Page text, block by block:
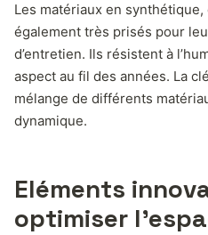
Les matériaux en
également très prisés pour
d’entretien. Ils résistent à
aspect au fil des années. La
mélange de différents
dynamique.
Eléments
optimiser